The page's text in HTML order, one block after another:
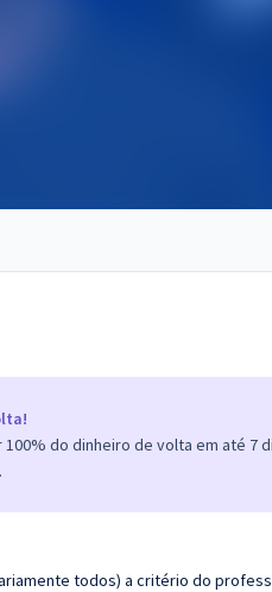
do dinheiro de volta em até 7
todos) a critério do